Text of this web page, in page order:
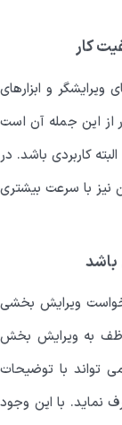
کار
ویرایشگر و ابزارهای
از این جمله آن است
کاربردی باشد. در
نیز با سرعت بیشتری
باشد
ویرایش بخشی
به ویرایش بخش
تواند با توضیحات
نماید. با این وجود